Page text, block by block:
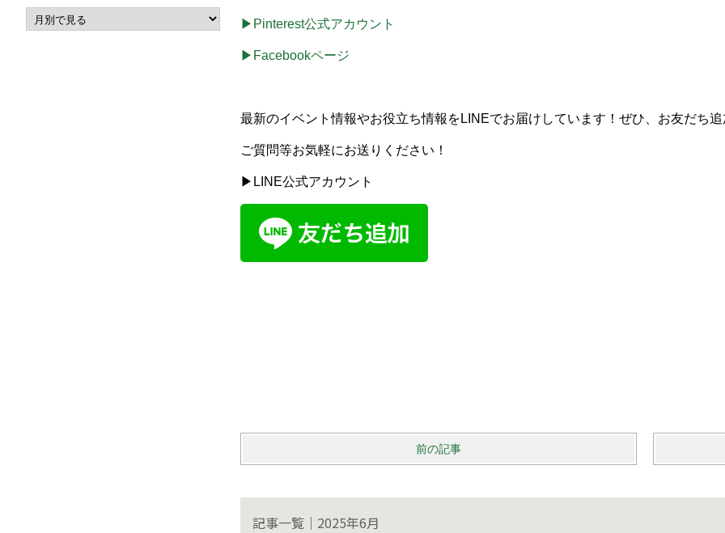
▶Pinterest公式アカウント
▶Facebookページ
最新のイベント情報やお役立ち情報をLINEでお届けしています！ぜひ、お友だち
ご質問等お気軽にお送りください！
▶LINE公式アカウント
前の記事
記事一覧｜2025年6月